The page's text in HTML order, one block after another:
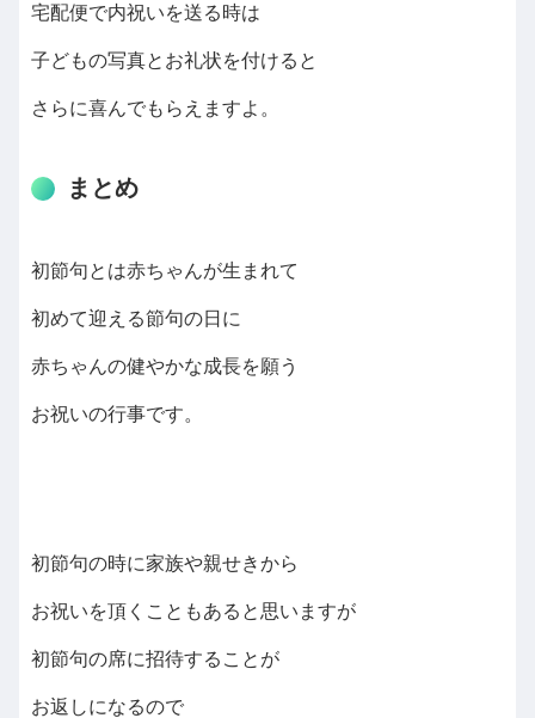
宅配便で内祝いを送る時は
子どもの写真とお礼状を付けると
さらに喜んでもらえますよ。
まとめ
初節句とは赤ちゃんが生まれて
初めて迎える節句の日に
赤ちゃんの健やかな成長を願う
お祝いの行事です。
初節句の時に家族や親せきから
お祝いを頂くこともあると思いますが
初節句の席に招待することが
お返しになるので